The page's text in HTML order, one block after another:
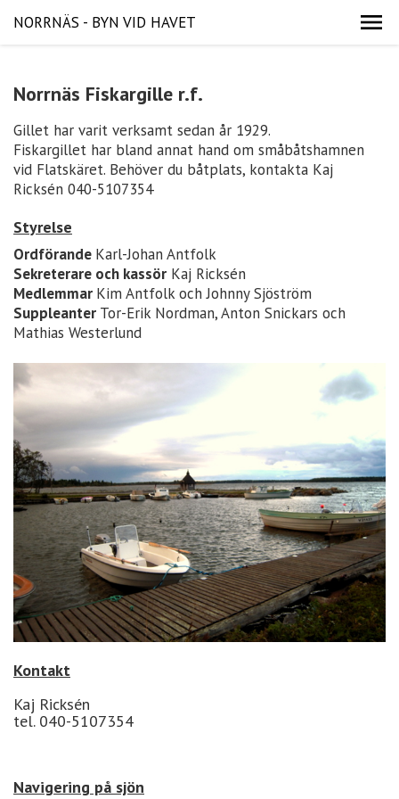
NORRNÄS - BYN VID HAVET
Norrnäs Fiskargille r.f.
Gillet har varit verksamt sedan år 1929.
Fiskargillet har bland annat hand om småbåtshamnen
vid Flatskäret. Behöver du båtplats, kontakta Kaj
Ricksén 040-5107354
Styrelse
Ordförande Karl-Johan Antfolk
Sekreterare och kassör Kaj Ricksén
Medlemmar Kim Antfolk och Johnny Sjöström
Suppleanter Tor-Erik Nordman, Anton Snickars och
Mathias Westerlund
Kontakt
Kaj Ricksén
tel. 040-5107354
Navigering på sjön